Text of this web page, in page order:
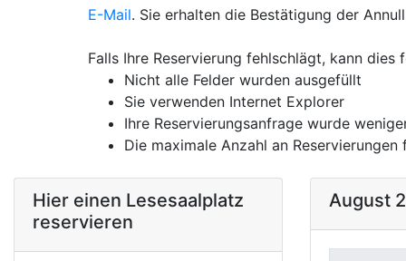
E-Mail. Sie erhalten die Bestätigung der
Falls Ihre Reservierung fehlschlägt, kann dies
Nicht alle Felder wurden ausgefüllt
Sie verwenden Internet Explorer
Ihre Reservierungsanfrage wurde
Die maximale Anzahl an
Hier einen Lesesaalplatz
reservieren
August